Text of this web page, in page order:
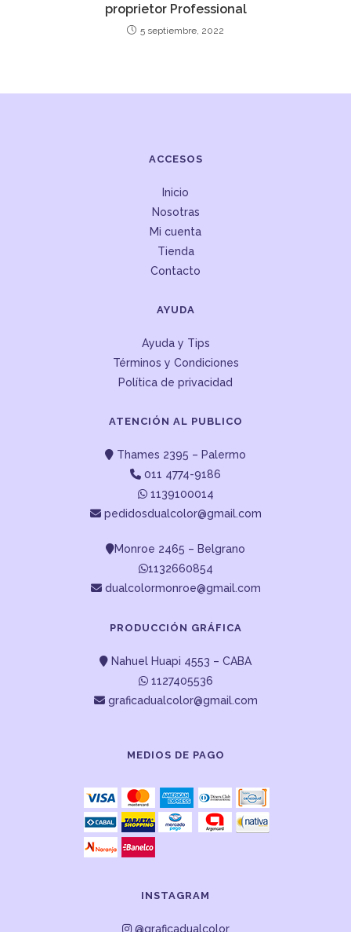
proprietor Professional
5 septiembre, 2022
ACCESOS
Inicio
Nosotras
Mi cuenta
Tienda
Contacto
AYUDA
Ayuda y Tips
Términos y Condiciones
Política de privacidad
ATENCIÓN AL PUBLICO
Thames 2395 – Palermo
011 4774-9186
1139100014
pedidosdualcolor@gmail.com
Monroe 2465 – Belgrano
1132660854
dualcolormonroe@gmail.com
PRODUCCIÓN GRÁFICA
Nahuel Huapi 4553 – CABA
1127405536
graficadualcolor@gmail.com
MEDIOS DE PAGO
INSTAGRAM
@graficadualcolor